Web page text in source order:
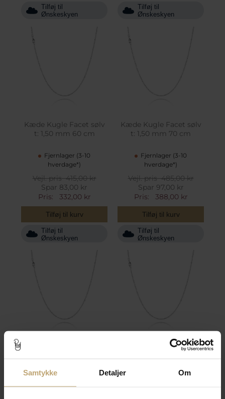
Samtykke Detaljer Om
Tilføj til
Ønskeskyen
Tilføj til
Ønskeskyen
Kæde Kugle Facet sølv
t: 1,50 mm 60 cm
Fjernlager (3-10
hverdage*)
Vejl. pris415,00 kr
Spar 83,00 kr
Pris:
332,00 kr
Tilføj til kurv
Tilføj til
Ønskeskyen
Kæde Kugle Facet sølv
t: 1,50 mm 70 cm
Fjernlager (3-10
hverdage*)
Vejl. pris485,00 kr
Spar 97,00 kr
Pris:
388,00 kr
Tilføj til kurv
Tilføj til
Ønskeskyen
hverdage*)
Kæde Kugle Facet sølv